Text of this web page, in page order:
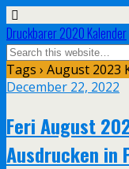
Druckbarer 2020 Kalender
Tags › August 2023
December 22, 2022
Feri August
Ausdrucken in